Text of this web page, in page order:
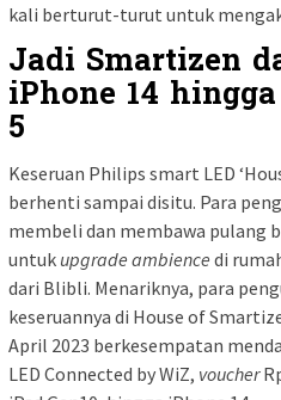
kali berturut-turut untuk
Jadi Smartizen
iPhone 14
5
Keseruan Philips smart LED
berhenti sampai disitu. Para
membeli dan membawa pulang
untuk upgrade ambience di
dari Blibli. Menariknya, para
keseruannya di House of
April 2023 berkesempatan
LED Connected by WiZ, voucher